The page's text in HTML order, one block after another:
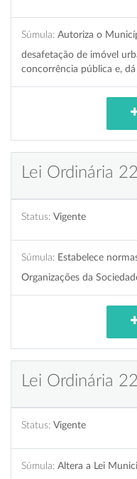
Súmula: Autoriza o
desafetação de imóvel
concorrência pública e,
Lei Ordinária
Status: Vigente
Súmula: Estabelece
Organizações da
Lei Ordinária
Status: Vigente
Súmula: Altera a Lei